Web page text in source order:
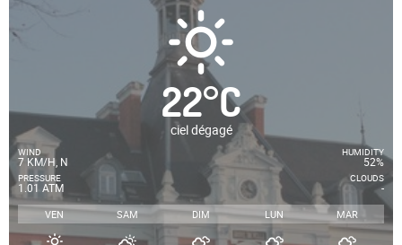
22°C
ciel dégagé
WIND
7 KM/H, N
PRESSURE
1.01 ATM
HUMIDITY
52%
CLOUDS
-
VEN SAM DIM LUN MAR